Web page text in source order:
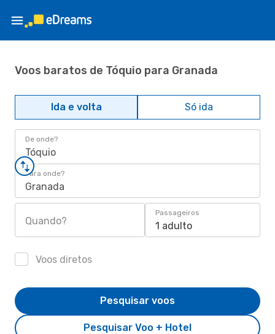
Voos baratos de Tóquio para Granada
Ida e volta Só ida
De onde?
Tóquio
Para onde?
Granada
Quando?
Passageiros
1 adulto
Voos diretos
Pesquisar Voo + Hotel
Pesquisar voos